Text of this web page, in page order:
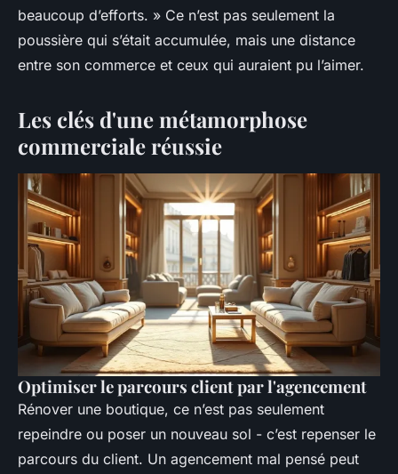
beaucoup d’efforts. » Ce n’est pas seulement la
poussière qui s’était accumulée, mais une distance
entre son commerce et ceux qui auraient pu l’aimer.
Les clés d'une métamorphose
commerciale réussie
Optimiser le parcours client par l'agencement
Rénover une boutique, ce n’est pas seulement
repeindre ou poser un nouveau sol - c’est repenser le
parcours du client. Un agencement mal pensé peut